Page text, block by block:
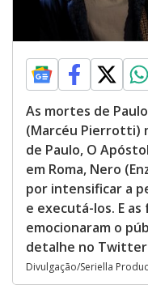
As mortes de
(Marcéu Pierrotti)
de Paulo, O
em Roma, Nero
por intensificar a
e executá-los. E
emocionaram o
detalhe no Twitter
Divulgação/Seriella